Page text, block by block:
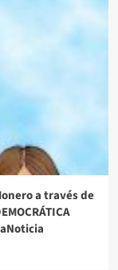
a través de